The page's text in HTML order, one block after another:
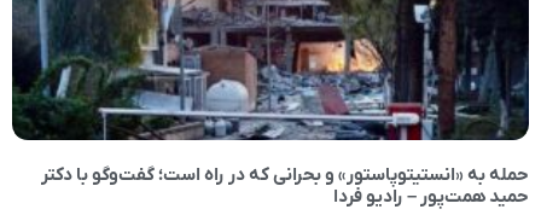
حمله به «انستیتوپاستور» و بحرانی که در راه است؛ گفت‌وگو با دکتر
حمید همت‌پور – رادیو فردا